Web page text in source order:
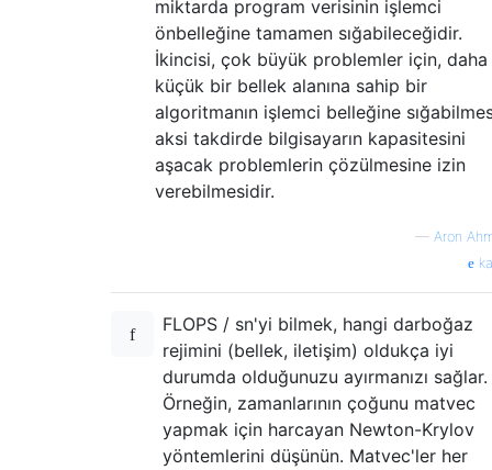
miktarda program verisinin işlemci
önbelleğine tamamen sığabileceğidir.
İkincisi, çok büyük problemler için, daha
küçük bir bellek alanına sahip bir
algoritmanın işlemci belleğine
aksi takdirde bilgisayarın kapasitesini
aşacak problemlerin çözülmesine izin
verebilmesidir.
— Aron
FLOPS / sn'yi bilmek, hangi darboğaz
rejimini (bellek, iletişim) oldukça iyi
durumda olduğunuzu ayırmanızı sağlar.
Örneğin, zamanlarının çoğunu matvec
yapmak için harcayan Newton-Krylov
yöntemlerini düşünün. Matvec'ler her